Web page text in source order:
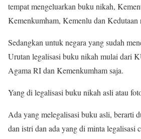
tempat mengeluarkan buku nikah,
Kemenkumham, Kemenlu dan Kedutaan
Sedangkan untuk negara yang sudah
Urutan legalisasi buku nikah mulai dari
Agama RI dan Kemenkumham saja.
Yang di legalisasi buku nikah asli atau
Ada yang melegalisasi buku asli, berarti
dan istri dan ada yang di minta legalisasi